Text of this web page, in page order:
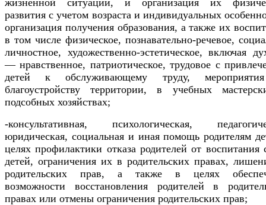
развития с учетом возраста и индивидуальных
организация получения образования, а также их
в том числе физическое, познавательно-речевое,
личностное, художественно-эстетическое, включая
— нравственное, патриотическое, трудовое с
детей к обслуживающему труду,
благоустройству территории, в учебных
подсобных хозяйствах;
-консультативная, психологическая,
юридическая, социальная и иная помощь родителям
целях профилактики отказа родителей от воспитания
детей, ограничения их в родительских правах,
родительских прав, а также в целях
возможности восстановления родителей в
правах или отмены ограничения родительских прав;